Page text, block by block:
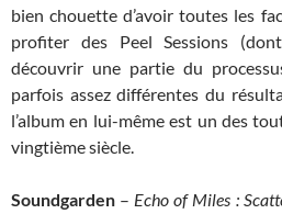
bien chouette d’avoir toutes les
profiter des Peel Sessions
découvrir une partie du
parfois assez différentes du
l’album en lui-même est un des
vingtième siècle.
Soundgarden – Echo of Miles :